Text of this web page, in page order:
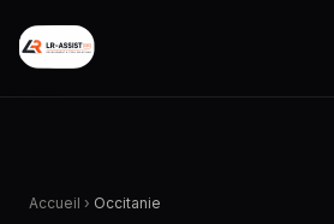
Accueil › Occitanie